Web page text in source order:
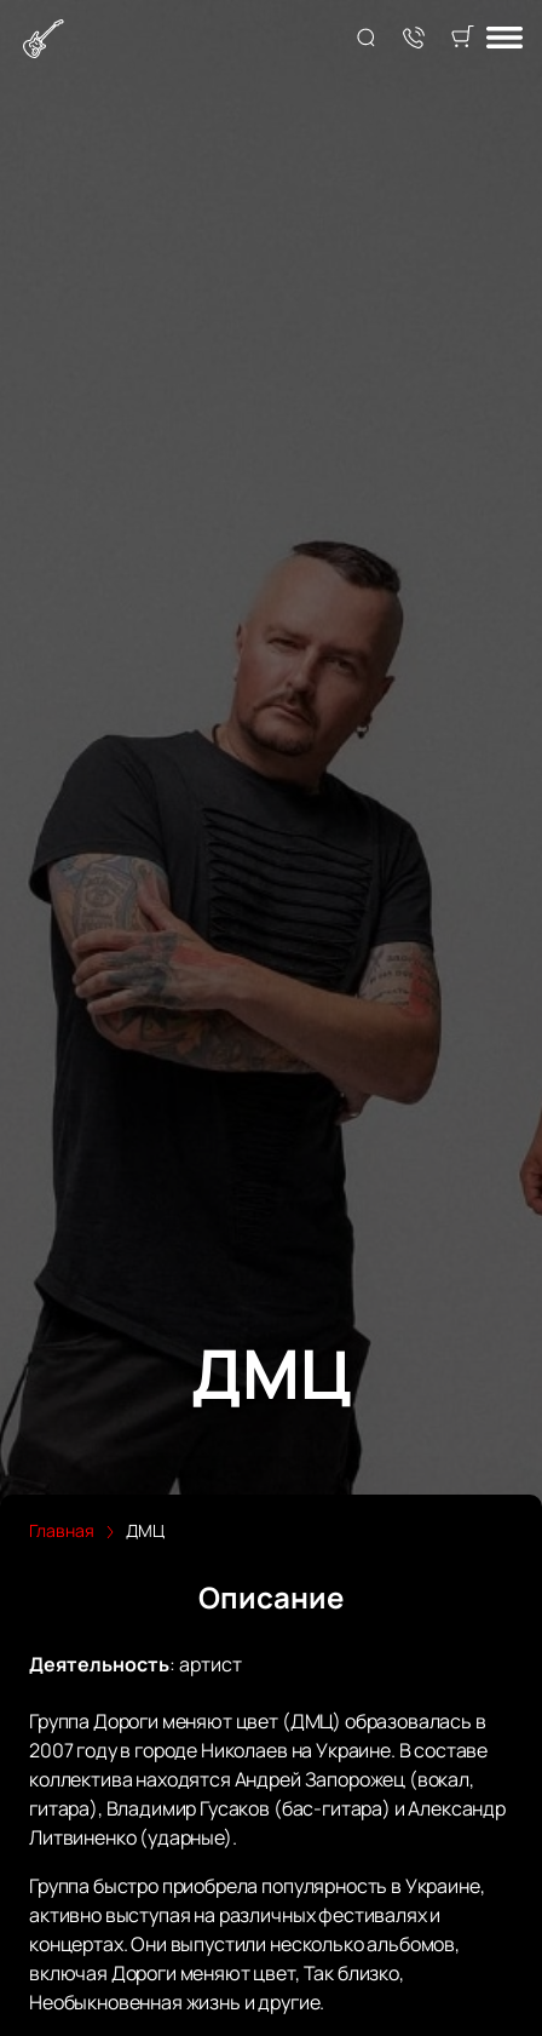
ДМЦ
Главная ДМЦ
Описание
Деятельность:артист
Группа Дороги меняют цвет (ДМЦ) образовалась в
2007 году в городе Николаев на Украине. В составе
коллектива находятся Андрей Запорожец (вокал,
гитара), Владимир Гусаков (бас-гитара) и Александр
Литвиненко (ударные).
Группа быстро приобрела популярность в Украине,
активно выступая на различных фестивалях и
концертах. Они выпустили несколько альбомов,
включая Дороги меняют цвет, Так близко,
Необыкновенная жизнь и другие.